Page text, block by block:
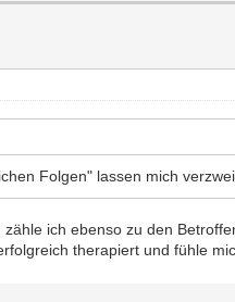
Folgen" lassen mich
zähle ich ebenso zu den
therapiert und fühle